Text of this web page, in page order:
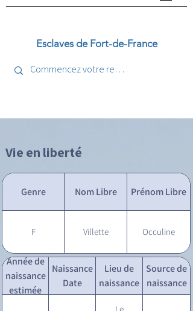
Esclaves de Fort-de-France
Vie en liberté
Genre Nom Libre Prénom Libre
F Villette Occuline
Année de
naissance
estimée
Naissance
Date
Lieu de
naissance
Source de
naissance